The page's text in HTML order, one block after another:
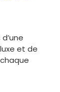
et de